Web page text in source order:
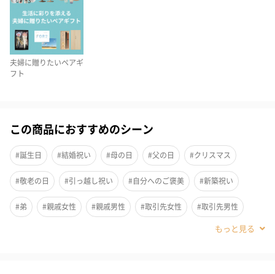
やさしい風合いとナチュラルなあたたかさ。波紋のようなレリー
フの中に生まれる、釉薬の美しいグラデーションが特徴。繊細な
デザインと釉薬のため、二つとして同じものはない、ひとつひと
つの色の濃淡が魅力的です。飲むもの、食べるもの、その日の気
分に合わせてセレクトする楽しみを味わえます。
※ボウル：電子レンジ・食洗機使用可。
夫婦に贈りたいペアギ
フト
この商品におすすめのシーン
#誕生日 #結婚祝い #母の日 #父の日 #クリスマス
#敬老の日 #引っ越し祝い #自分へのご褒美 #新築祝い
#弟 #親戚女性 #親戚男性 #取引先女性 #取引先男性
#姪 #娘